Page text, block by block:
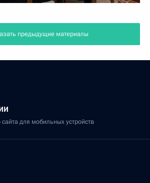
предыдущие материалы
для мобильных устройств